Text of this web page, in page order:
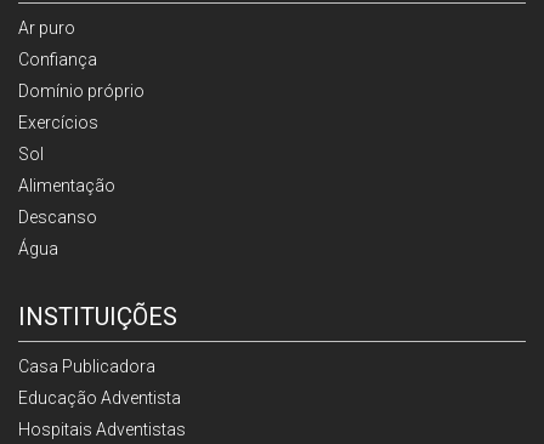
Ar puro
Confiança
Domínio próprio
Exercícios
Sol
Alimentação
Descanso
Água
INSTITUIÇÕES
Casa Publicadora
Educação Adventista
Hospitais Adventistas